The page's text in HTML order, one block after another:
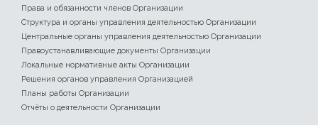
Права и обязанности членов Организации
Структура и органы управления деятельностью Организации
Центральные органы управления деятельностью Организации
Правоустанавливающие документы Организации
Локальные нормативные акты Организации
Решения органов управления Организацией
Планы работы Организации
Отчёты о деятельности Организации